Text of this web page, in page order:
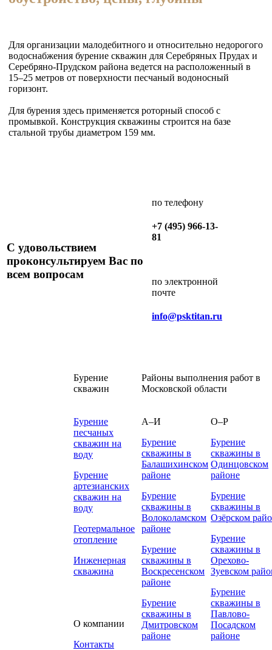
Для организации малодебитного и относительно недорогого
водоснабжения бурение скважин для Серебряных Прудах и
Серебряно-Прудском района ведется на расположенный в
15–25 метров от поверхности песчаный водоносный
горизонт.
Для бурения здесь применяется роторный способ с
промывкой. Конструкция скважины строится на базе
стальной трубы диаметром 159 мм.
С удовольствием
проконсультируем Вас по
всем вопросам
по телефону
+7 (495) 966-13-
81
по электронной
почте
info@psktitan.ru
Бурение
скважин
Районы выполнения работ в
Московской области
Бурение
песчаных
скважин на
воду
Бурение
артезианских
скважин на
воду
Геотермальное
отопление
Инженерная
скважина
О компании
Контакты
А–И
Бурение
скважины в
Балашихинском
районе
Бурение
скважины в
Волоколамском
районе
Бурение
скважины в
Воскресенском
районе
Бурение
скважины в
Дмитровском
районе
О–Р
Бурение
скважины в
Одинцовском
районе
Бурение
скважины в
Озёрском
Бурение
скважины в
Орехово-
Зуевском
Бурение
скважины в
Павлово-
Посадском
районе